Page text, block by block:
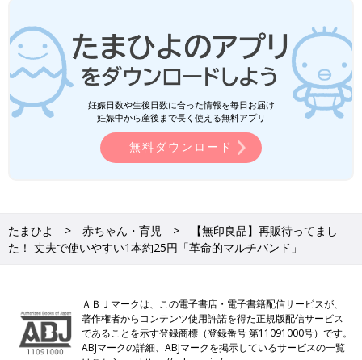
妊娠日数や生後日数に合った情報を毎日お届け
妊娠中から産後まで長く使える無料アプリ
無料ダウンロード
たまひよ 赤ちゃん・育児
【無印良品】再販待ってまし
た！ 丈夫で使いやすい1本約25円「革命的マルチバンド」
ＡＢＪマークは、この電子書店・電子書籍配信サービスが、
著作権者からコンテンツ使用許諾を得た正規版配信サービス
であることを示す登録商標（登録番号 第11091000号）です。
ABJマークの詳細、ABJマークを掲示しているサービスの一覧